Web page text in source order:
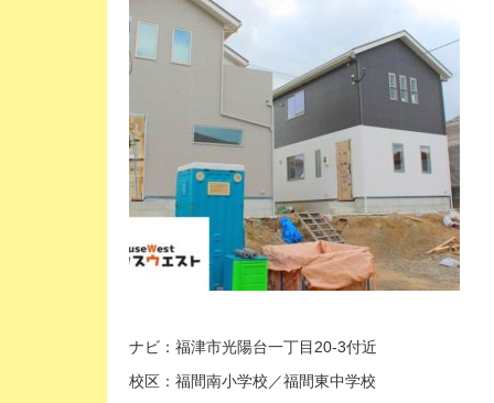
ナビ：福津市光陽台一丁目20-3付近
校区：福間南小学校／福間東中学校